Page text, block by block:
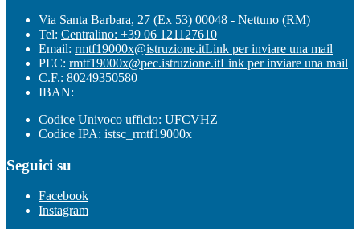
Via Santa Barbara, 27 (Ex 53) 00048 - Nettuno (RM)
Tel: Centralino: +39 06 121127610
Email: rmtf19000x@istruzione.itLink per inviare una mail
PEC: rmtf19000x@pec.istruzione.itLink per inviare una mail
C.F.: 80249350580
IBAN:
Codice Univoco ufficio: UFCVHZ
Codice IPA: istsc_rmtf19000x
Seguici su
Facebook
Instagram